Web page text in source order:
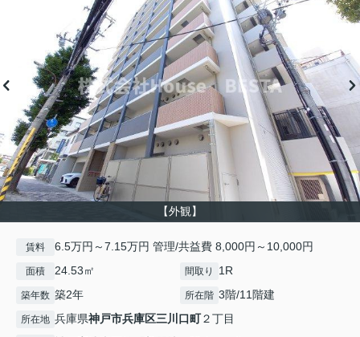
【外観】
賃料 6.5万円～7.15万円 管理/共益費 8,000円～10,000円
面積 24.53㎡ 間取り 1R
築年数 築2年 所在階 3階/11階建
所在地 兵庫県神戸市兵庫区三川口町２丁目